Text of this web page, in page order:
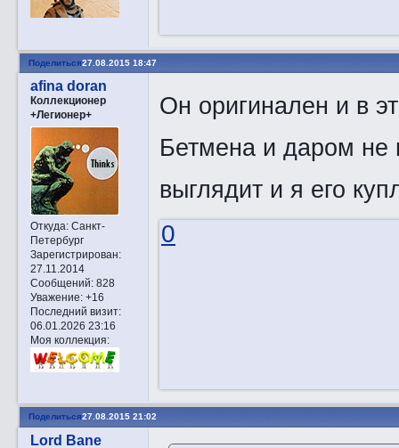
Поделиться27.08.2015 18:47
afina doran
Коллекционер
+Легионер+
Откуда:Санкт-
Петербург
Зарегистрирован:
27.11.2014
Сообщений:828
Уважение: +16
Последний визит:
06.01.2026 23:16
Моя коллекция:
Он оригинален и в
Бетмена и даром не
выглядит и я его
0
Поделиться27.08.2015 21:02
Lord Bane